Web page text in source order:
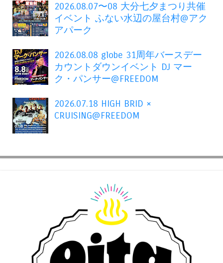
2026.08.07〜08 大分七夕まつり共催
イベント ふない水辺の屋台村@アク
アパーク
2026.08.08 globe 31周年バースデー
カウントダウンイベント DJ マー
ク・パンサー@FREEDOM
2026.07.18 HIGH BRID ×
CRUISING@FREEDOM